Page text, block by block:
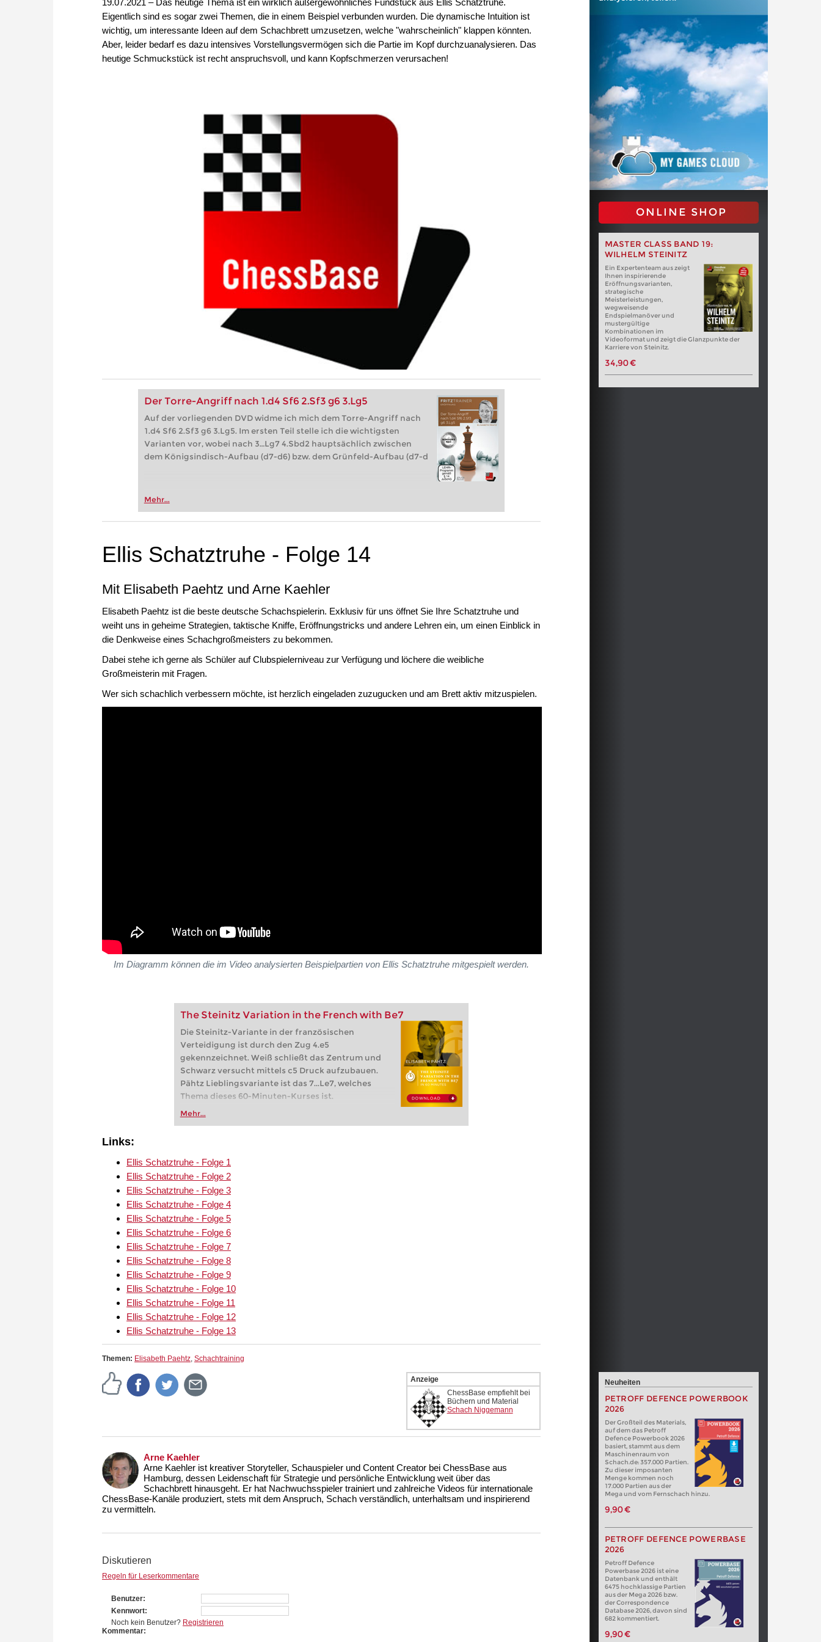
Eigentlich sind es sogar zwei Themen, die in einem Beispiel verbunden wurden. Die dynamische Intuition ist
wichtig, um interessante Ideen auf dem Schachbrett umzusetzen, welche "wahrscheinlich" klappen könnten.
Aber, leider bedarf es dazu intensives Vorstellungsvermögen sich die Partie im Kopf durchzuanalysieren. Das
heutige Schmuckstück ist recht anspruchsvoll, und kann Kopfschmerzen verursachen!
Der Torre-Angriff nach 1.d4 Sf6 2.Sf3 g6 3.Lg5
Auf der vorliegenden DVD widme ich mich dem Torre-Angriff nach
1.d4 Sf6 2.Sf3 g6 3.Lg5. Im ersten Teil stelle ich die wichtigsten
Varianten vor, wobei nach 3…Lg7 4.Sbd2 hauptsächlich zwischen
dem Königsindisch-Aufbau (d7-d6) bzw. dem Grünfeld-Aufbau (d7-d
Mehr...
ONLINE SHOP
MASTER CLASS BAND 19:
WILHELM STEINITZ
Ein Expertenteam aus zeigt
Ihnen inspirierende
Eröffnungsvarianten,
strategische
Meisterleistungen,
wegweisende
Endspielmanöver und
mustergültige
Kombinationen im
Videoformat und zeigt die Glanzpunkte der
Karriere von Steinitz.
34,90 €
Ellis Schatztruhe - Folge 14
Mit Elisabeth Paehtz und Arne Kaehler
Elisabeth Paehtz ist die beste deutsche Schachspielerin. Exklusiv für uns öffnet Sie Ihre Schatztruhe und
weiht uns in geheime Strategien, taktische Kniffe, Eröffnungstricks und andere Lehren ein, um einen Einblick in
die Denkweise eines Schachgroßmeisters zu bekommen.
Dabei stehe ich gerne als Schüler auf Clubspielerniveau zur Verfügung und löchere die weibliche
Großmeisterin mit Fragen.
Wer sich schachlich verbessern möchte, ist herzlich eingeladen zuzugucken und am Brett aktiv mitzuspielen.
Im Diagramm können die im Video analysierten Beispielpartien von Ellis Schatztruhe mitgespielt werden.
The Steinitz Variation in the French with Be7
Die Steinitz-Variante in der französischen
Verteidigung ist durch den Zug 4.e5
gekennzeichnet. Weiß schließt das Zentrum und
Schwarz versucht mittels c5 Druck aufzubauen.
Pähtz Lieblingsvariante ist das 7...Le7, welches
Thema dieses 60-Minuten-Kurses ist.
Mehr...
Links:
Ellis Schatztruhe - Folge 1
Ellis Schatztruhe - Folge 2
Ellis Schatztruhe - Folge 3
Ellis Schatztruhe - Folge 4
Ellis Schatztruhe - Folge 5
Ellis Schatztruhe - Folge 6
Ellis Schatztruhe - Folge 7
Ellis Schatztruhe - Folge 8
Ellis Schatztruhe - Folge 9
Ellis Schatztruhe - Folge 10
Ellis Schatztruhe - Folge 11
Ellis Schatztruhe - Folge 12
Ellis Schatztruhe - Folge 13
Themen: Elisabeth Paehtz, Schachtraining
Anzeige
ChessBase empfiehlt bei
Büchern und Material
Schach Niggemann
Arne Kaehler
Arne Kaehler ist kreativer Storyteller, Schauspieler und Content Creator bei ChessBase aus
Hamburg, dessen Leidenschaft für Strategie und persönliche Entwicklung weit über das
Schachbrett hinausgeht. Er hat Nachwuchsspieler trainiert und zahlreiche Videos für internationale
ChessBase-Kanäle produziert, stets mit dem Anspruch, Schach verständlich, unterhaltsam und inspirierend
zu vermitteln.
Diskutieren
Regeln für Leserkommentare
Benutzer
Kennwort
Noch kein Benutzer? Registrieren
Kommentar
Neuheiten
PETROFF DEFENCE POWERBOOK
2026
Der Großteil des Materials,
auf dem das Petroff
Defence Powerbook 2026
basiert, stammt aus dem
Maschinenraum von
Schach.de: 357.000 Partien.
Zu dieser imposanten
Menge kommen noch
17.000 Partien aus der
Mega und vom Fernschach hinzu.
9,90 €
PETROFF DEFENCE POWERBASE
2026
Petroff Defence
Powerbase 2026 ist eine
Datenbank und enthält
6475 hochklassige Partien
aus der Mega 2026 bzw.
der Correspondence
Database 2026, davon sind
682 kommentiert.
9,90 €